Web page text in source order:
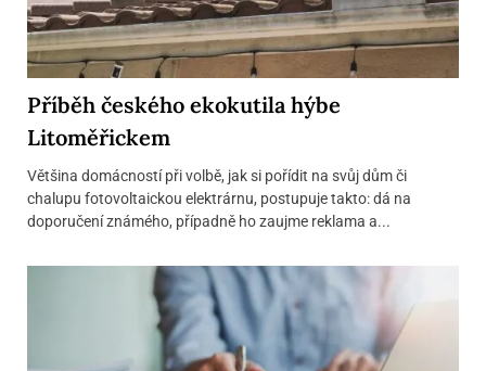
Příběh českého ekokutila hýbe
Litoměřickem
Většina domácností při volbě, jak si pořídit na svůj dům či
chalupu fotovoltaickou elektrárnu, postupuje takto: dá na
doporučení známého, případně ho zaujme reklama a...